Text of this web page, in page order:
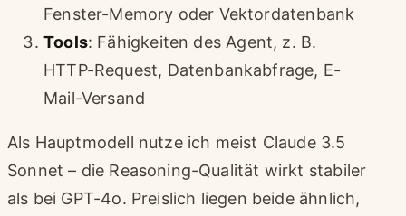
Fenster-Memory oder Vektordatenbank
Tools: Fähigkeiten des Agent, z. B.
HTTP-Request, Datenbankabfrage, E-
Mail-Versand
Als Hauptmodell nutze ich meist Claude 3.5
Sonnet – die Reasoning-Qualität wirkt stabiler
als bei GPT-4o. Preislich liegen beide ähnlich,